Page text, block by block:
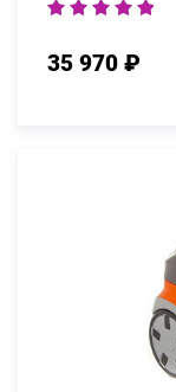
35 970 ₽